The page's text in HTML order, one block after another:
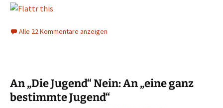
Alle 22 Kommentare anzeigen
An „Die Jugend“ Nein: An „eine ganz
bestimmte Jugend“